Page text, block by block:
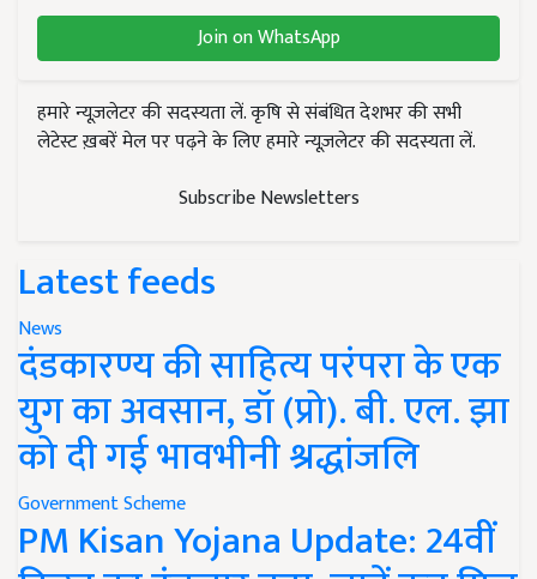
Join on WhatsApp
हमारे न्यूज़लेटर की सदस्यता लें. कृषि से संबंधित देशभर की सभी
लेटेस्ट ख़बरें मेल पर पढ़ने के लिए हमारे न्यूज़लेटर की सदस्यता लें.
Subscribe Newsletters
Latest feeds
News
दंडकारण्य की साहित्य परंपरा के एक
युग का अवसान, डॉ (प्रो). बी. एल. झा
को दी गई भावभीनी श्रद्धांजलि
Government Scheme
PM Kisan Yojana Update: 24वीं